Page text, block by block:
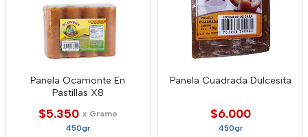
Panela Ocamonte En
Pastillas X8
$5.350 x Gramo
450gr
Panela Cuadrada Dulcesita
$6.000
450gr